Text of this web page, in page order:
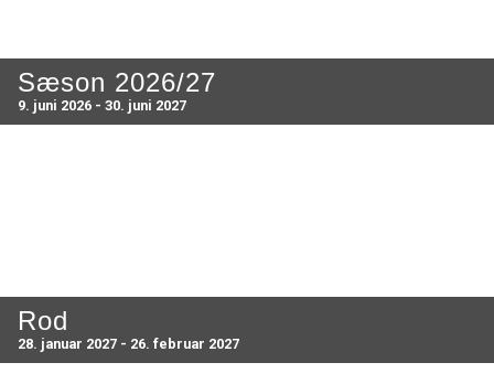
Sæson 2026/27
9. juni 2026 - 30. juni 2027
Rod
28. januar 2027 - 26. februar 2027